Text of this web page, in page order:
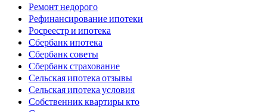
Ремонт недорого
Рефинансирование ипотеки
Росреестр и ипотека
Сбербанк ипотека
Сбербанк советы
Сбербанк страхование
Сельская ипотека отзывы
Сельская ипотека условия
Собственник квартиры кто